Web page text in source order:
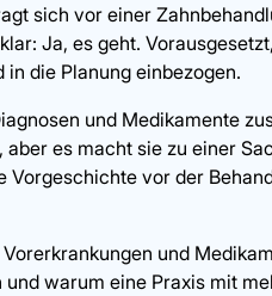
sich vor einer
Ja, es geht.
die Planung einbezogen.
und Medikamente
es macht sie zu einer
Vorgeschichte vor der
und
warum eine Praxis mit